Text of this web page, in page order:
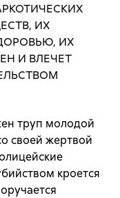
ИХ
ИХ
И ВЛЕЧЕТ
труп молодой
своей жертвой
кроется